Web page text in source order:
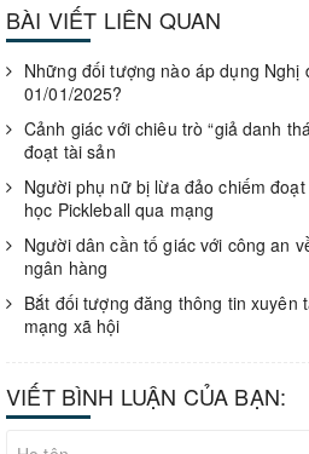
BÀI VIẾT LIÊN QUAN
Những đối tượng nào áp dụng
01/01/2025?
Cảnh giác với chiêu trò “giả danh
đoạt tài sản
Người phụ nữ bị lừa đảo chiếm
học Pickleball qua mạng
Người dân cần tố giác với công an
ngân hàng
Bắt đối tượng đăng thông tin xuyên
mạng xã hội
VIẾT BÌNH LUẬN CỦA BẠN: